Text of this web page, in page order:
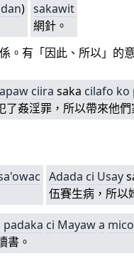
) sakawit
網針。
。有「因此、所以」的
ciira saka cilafo ko
了姦淫罪，所以帶來他們
Adada ci Usay
伍賽生病，所以
padaka ci Mayawa
書。